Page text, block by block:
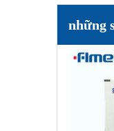
những